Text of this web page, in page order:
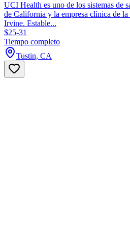
UCI Health es uno de los sistemas de
de California y la empresa clínica de
Irvine. Estable...
$25-31
Tiempo completo
Tustin, CA